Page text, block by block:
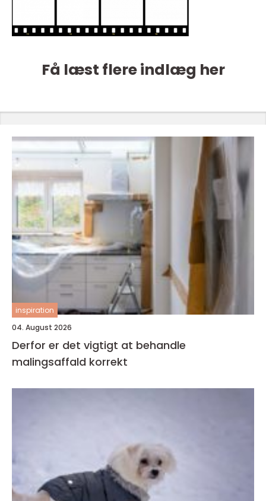
Få læst flere indlæg her
inspiration
04. August 2026
Derfor er det vigtigt at behandle
malingsaffald korrekt